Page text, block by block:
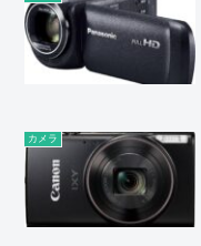
カメラ